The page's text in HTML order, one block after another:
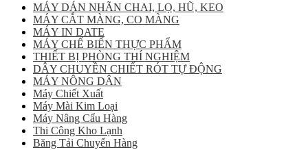
MÁY DÁN NHÃN CHAI, LỌ, HŨ, KEO
MÁY CẮT MÀNG, CO MÀNG
MÁY IN DATE
MÁY CHẾ BIẾN THỰC PHẨM
THIẾT BỊ PHÒNG THÍ NGHIỆM
DÂY CHUYỀN CHIẾT RÓT TỰ ĐỘNG
MÁY NÔNG DÂN
Máy Chiết Xuất
Máy Mài Kim Loại
Máy Nâng Cẩu Hàng
Thi Công Kho Lạnh
Băng Tải Chuyển Hàng